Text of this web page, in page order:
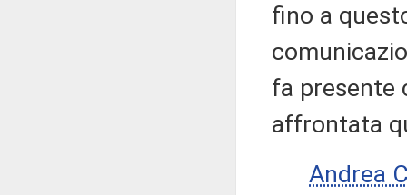
fino a
fa presente
affrontata
Andrea